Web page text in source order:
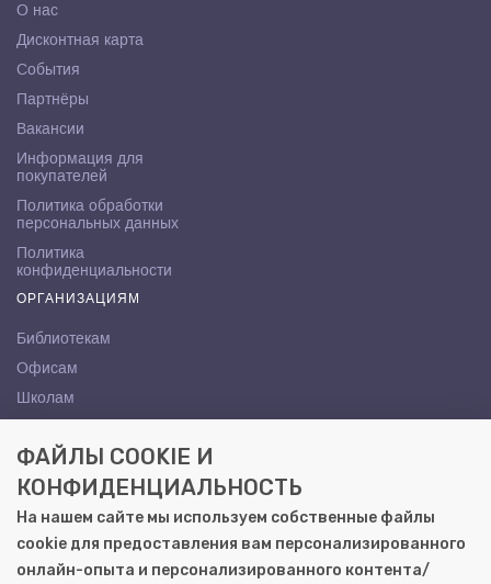
О нас
Дисконтная карта
События
Партнёры
Вакансии
Информация для
покупателей
Политика обработки
персональных данных
Политика
конфиденциальности
ОРГАНИЗАЦИЯМ
Библиотекам
Офисам
Школам
КОНТАКТЫ
Саратов, ул. Осипова, 10А
+7 (8452) 72-65-65
gemera@moya-kniga.ru
ФАЙЛЫ COOKIE И
КОНФИДЕНЦИАЛЬНОСТЬ
На нашем сайте мы используем собственные файлы
cookie для предоставления вам персонализированного
онлайн-опыта и персонализированного контента/